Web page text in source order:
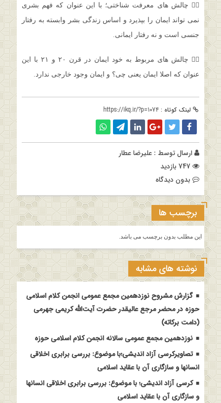
۵⃣ چالش های معرفت شناختی؛ با این عنوان که فهم بشری
نمی تواند ایمان را بپذیرد و اساس زندگی بشر وابسته به رفتار
جنسی است و نه رفتار ایمانی.
۶⃣ چالش های مربوط به خود ایمان در قرن ۲۰ و ۲۱ با این
عنوان که اصلا ایمان یعنی چی؟ و ایمان وجود خارجی ندارد‌.
لینک کوتاه : https://ikq.ir/?p=1074
ارسال توسط : علیرضا عطار
بدون دیدگاه
برچسب ها
این مطلب بدون برچسب می باشد.
نوشته های مشابه
گزارش مشروح نوزدهمین مجمع عمومی انجمن کلام اسلامی
حوزه در محضر مرجع عالیقدر حضرت آیت‌الله کریمی جهرمی
(دامت برکاته)
نوزدهمین مجمع عمومی سالانه انجمن کلام اسلامی حوزه
تصاویرکرسی آزاد اندیشی؛با موضوع: بررسی برابری اخلاقی
انسانها و سازگاری آن با عقاید اسلامی
کرسی آزاد اندیشی؛ با موضوع: بررسی برابری اخلاقی انسانها
و سازگاری آن با عقاید اسلامی